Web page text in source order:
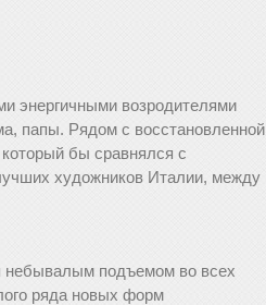
энер­гичными возродителями
папы. Рядом с восстановленной
бы сравнялся с
ху­дожников Италии, между
небывалым подъемом во всех
ряда новых форм